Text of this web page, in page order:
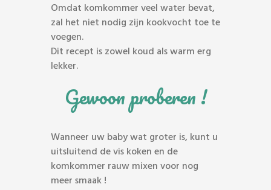
Omdat komkommer veel water bevat,
zal het niet nodig zijn kookvocht toe te
voegen.
Dit recept is zowel koud als warm erg
lekker.
Gewoon proberen !
Wanneer uw baby wat groter is, kunt u
uitsluitend de vis koken en de
komkommer rauw mixen voor nog
meer smaak !